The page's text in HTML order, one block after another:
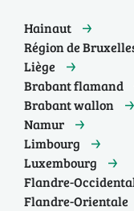
Hainaut
Région de
Liège
Brabant flamand
Brabant wallon
Namur
Limbourg
Luxembourg
Flandre-
Flandre-Orientale